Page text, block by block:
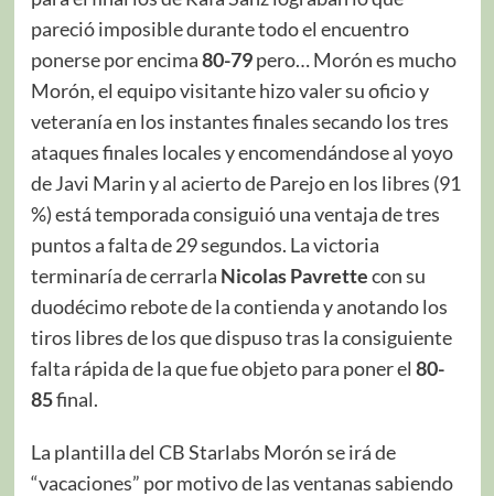
pareció imposible durante todo el encuentro
ponerse por encima80-79pero… Morón es mucho
Morón, el equipo visitante hizo valer su oficio y
veteranía en los instantes finales secando los tres
ataques finales locales y encomendándose al yoyo
de Javi Marin y al acierto de Parejo en los libres (91
%) está temporada consiguió una ventaja de tres
puntos a falta de 29 segundos. La victoria
terminaría de cerrarla Nicolas Pavrettecon su
duodécimo rebote de la contienda y anotando los
tiros libres de los que dispuso tras la consiguiente
falta rápida de la que fue objeto para poner el 80-
85final.
La plantilla del CB Starlabs Morón se irá de
“vacaciones” por motivo de las ventanas sabiendo